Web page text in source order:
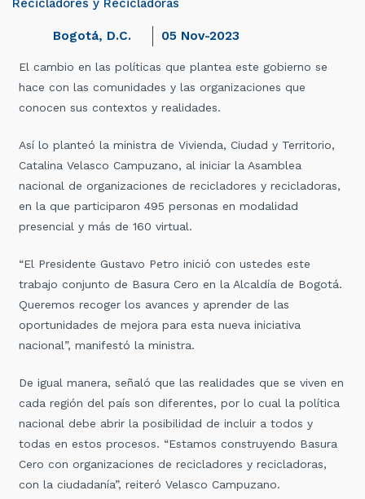
Recicladores y Recicladoras
Bogotá, D.C. 05 Nov-2023
El cambio en las políticas que plantea este gobierno se
hace con las comunidades y las organizaciones que
conocen sus contextos y realidades.
Así lo planteó la ministra de Vivienda, Ciudad y Territorio,
Catalina Velasco Campuzano, al iniciar la Asamblea
nacional de organizaciones de recicladores y recicladoras,
en la que participaron 495 personas en modalidad
presencial y más de 160 virtual.
“El Presidente Gustavo Petro inició con ustedes este
trabajo conjunto de Basura Cero en la Alcaldía de Bogotá.
Queremos recoger los avances y aprender de las
oportunidades de mejora para esta nueva iniciativa
nacional”, manifestó la ministra.
De igual manera, señaló que las realidades que se viven en
cada región del país son diferentes, por lo cual la política
nacional debe abrir la posibilidad de incluir a todos y
todas en estos procesos. “Estamos construyendo Basura
Cero con organizaciones de recicladores y recicladoras,
con la ciudadanía”, reiteró Velasco Campuzano.